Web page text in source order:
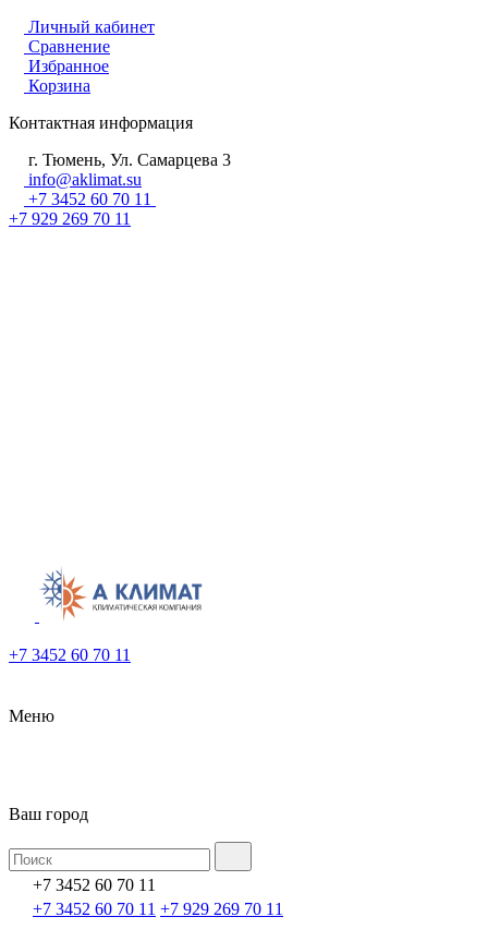
Личный кабинет
Сравнение
Избранное
Корзина
Контактная информация
г. Тюмень, Ул. Самарцева 3
info@aklimat.su
+7 3452 60 70 11
+7 929 269 70 11
+7 3452 60 70 11
Меню
Ваш город
+7 3452 60 70 11
+7 3452 60 70 11 +7 929 269 70 11